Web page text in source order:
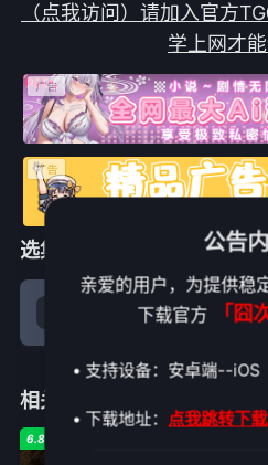
（点我访问）请加入官方
学上网才能
选集播放
相关推荐
6.8
公告
亲爱的用户，为提供稳
下载官方
「囧
• 支持设备：安卓端--iOS
• 下载地址： 点我跳转下载